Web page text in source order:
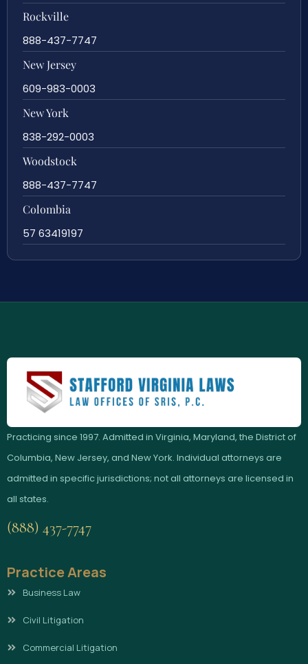
Rockville
888-437-7747
New Jersey
609-983-0003
New York
838-292-0003
Woodstock
888-437-7747
Colombia
57 63419197
Practicing since 1997. Admitted in Virginia, Maryland, the District of
Columbia, New Jersey, and New York. Individual attorneys are
admitted in specific jurisdictions; not all attorneys are licensed in
all states.
(888) 437-7747
Practice Areas
Business Law
Civil Litigation
Commercial Litigation